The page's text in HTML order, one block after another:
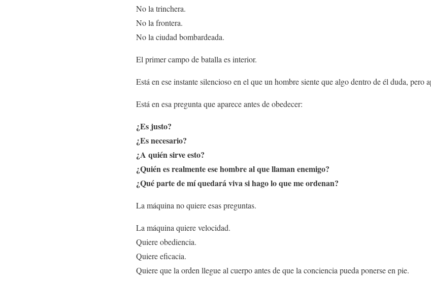
No la trinchera.
No la frontera.
No la ciudad bombardeada.
El primer campo de batalla es interior.
Está en ese instante silencioso en el que un hombre siente que algo dentro de él duda, pero
Está en esa pregunta que aparece antes de obedecer:
¿Es justo?
¿Es necesario?
¿A quién sirve esto?
¿Quién es realmente ese hombre al que llaman enemigo?
¿Qué parte de mí quedará viva si hago lo que me ordenan?
La máquina no quiere esas preguntas.
La máquina quiere velocidad.
Quiere obediencia.
Quiere eficacia.
Quiere que la orden llegue al cuerpo antes de que la conciencia pueda ponerse en pie.